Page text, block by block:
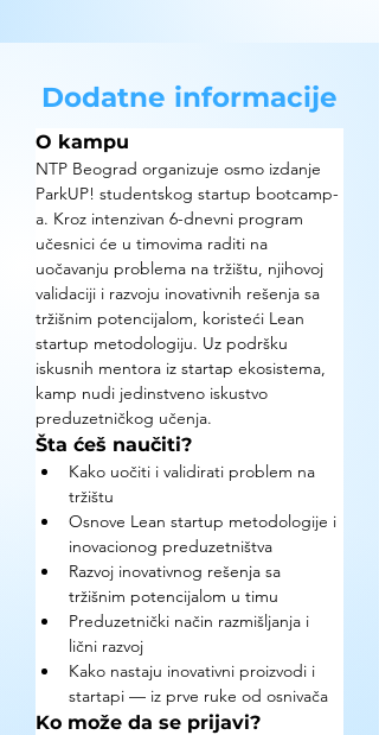
Dodatne informacije
O kampu
NTP Beograd organizuje osmo izdanje
ParkUP! studentskog startup bootcamp-
a. Kroz intenzivan 6-dnevni program
učesnici će u timovima raditi na
uočavanju problema na tržištu, njihovoj
validaciji i razvoju inovativnih rešenja sa
tržišnim potencijalom, koristeći Lean
startup metodologiju. Uz podršku
iskusnih mentora iz startap ekosistema,
kamp nudi jedinstveno iskustvo
preduzetničkog učenja.
Šta ćeš naučiti?
Kako uočiti i validirati problem na
tržištu
Osnove Lean startup metodologije i
inovacionog preduzetništva
Razvoj inovativnog rešenja sa
tržišnim potencijalom u timu
Preduzetnički način razmišljanja i
lični razvoj
Kako nastaju inovativni proizvodi i
startapi — iz prve ruke od osnivača
Ko može da se prijavi?